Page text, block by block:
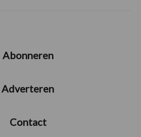
Abonneren
Adverteren
Contact